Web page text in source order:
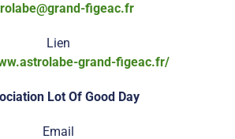
figeac.fr
Lien
grand-figeac.fr/
Lot Of Good Day
Email